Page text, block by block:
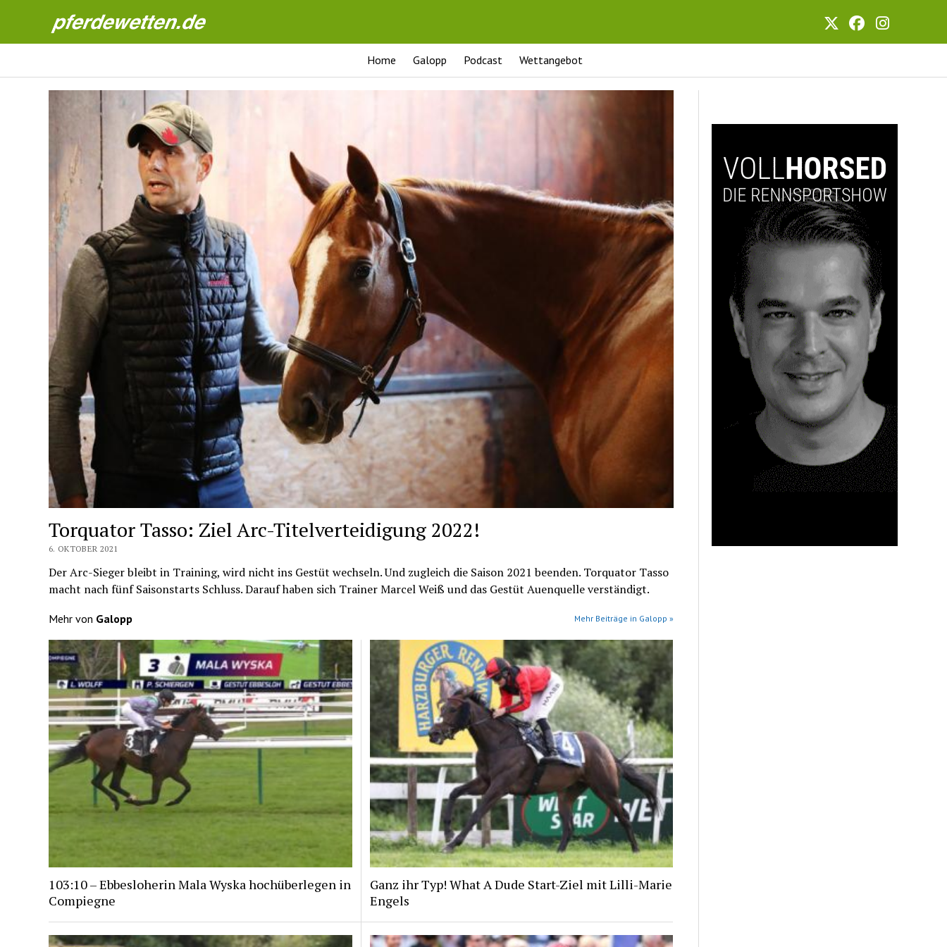
Pferdewetten News
Home Galopp Podcast Wettangebot
Torquator Tasso: Ziel Arc-Titelverteidigung 2022!
6. OKTOBER 2021
Der Arc-Sieger bleibt in Training, wird nicht ins Gestüt wechseln. Und zugleich die Saison 2021 beenden. Torquator Tasso
macht nach fünf Saisonstarts Schluss. Darauf haben sich Trainer Marcel Weiß und das Gestüt Auenquelle verständigt.
Mehr von Galopp Mehr Beiträge in Galopp »
103:10 – Ebbesloherin Mala Wyska hochüberlegen in
Compiegne
Ganz ihr Typ! What A Dude Start-Ziel mit Lilli-Marie
Engels